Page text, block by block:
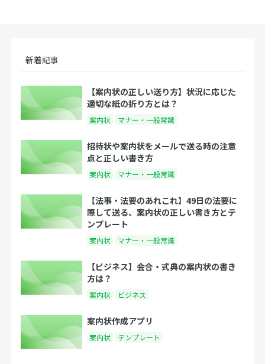
新着記事
【案内状の正しい送り方】状況に応じた
適切な紙の折り方とは？
案内状 マナー・一般常識
招待状や案内状をメールで送る時の注意
点と正しい書き方
案内状 マナー・一般常識
【法事・法要のあれこれ】49日の法要に
際して送る、案内状の正しい書き方とテ
ンプレート
案内状 マナー・一般常識
【ビジネス】会合・式典の案内状の書き
方は？
案内状 ビジネス
案内状作成アプリ
案内状 テンプレート